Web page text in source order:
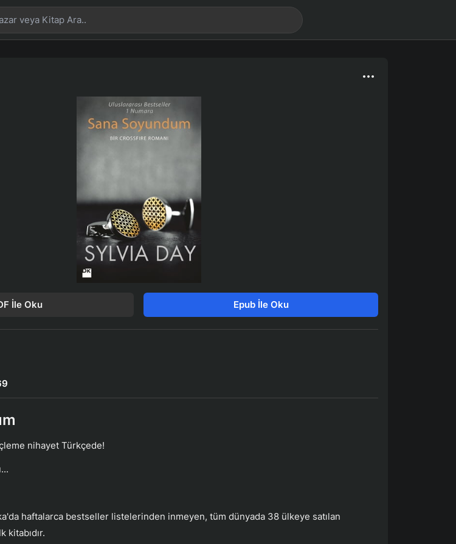
İle Oku Epub İle Oku
nihayet Türkçede!
haftalarca bestseller listelerinden inmeyen, tüm dünyada 38 ülkeye satılan
kitabıdır.